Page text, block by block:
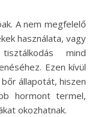
A nem megfelelő
használata, vagy
mind
Ezen kívül
állapotát, hiszen
hormont termel,
okozhatnak.